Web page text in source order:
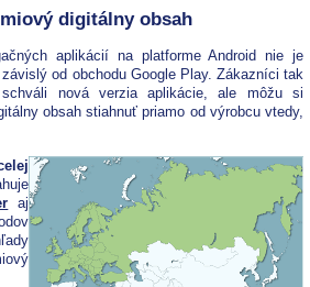
digitálny obsah
aplikácií na platforme Android nie je
závislý od obchodu Google Play. Zákazníci tak
nová verzia aplikácie, ale môžu si
obsah stiahnuť priamo od výrobcu vtedy,
aj